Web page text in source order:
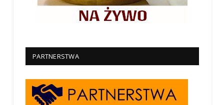
PARTNERSTWA